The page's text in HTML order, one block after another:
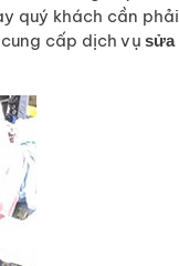
quý khách cần
cung cấp dịch vụsửa